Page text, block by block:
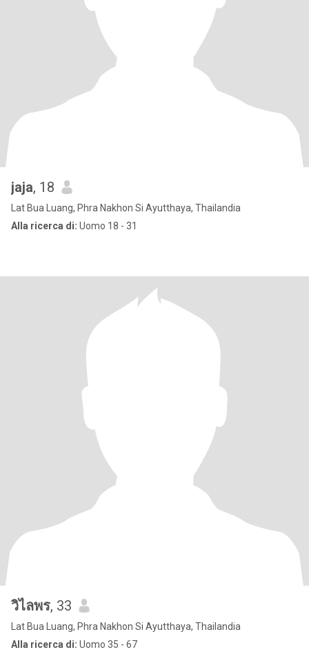
jaja, 18
Lat Bua Luang, Phra Nakhon Si Ayutthaya, Thailandia
Alla ricerca di: Uomo 18 - 31
วิไลพร, 33
Lat Bua Luang, Phra Nakhon Si Ayutthaya, Thailandia
Alla ricerca di: Uomo 35 - 67